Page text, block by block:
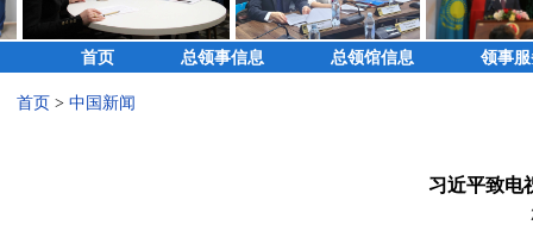
首页 总领事信息 总领馆信息 领事
首页 > 中国新闻
习近平致电